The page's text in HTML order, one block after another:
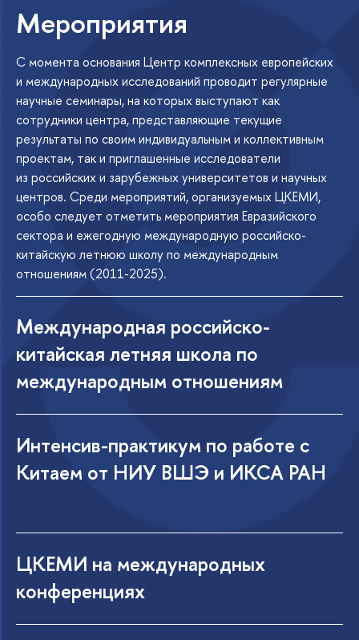
Мероприятия
С момента основания Центр комплексных европейских
и международных исследований проводит регулярные
научные семинары, на которых выступают как
сотрудники центра, представляющие текущие
результаты по своим индивидуальным и коллективным
проектам, так и приглашенные исследователи
из российских и зарубежных университетов и научных
центров. Среди мероприятий, организуемых ЦКЕМИ,
особо следует отметить мероприятия Евразийского
сектора и ежегодную международную российско-
китайскую летнюю школу по международным
отношениям (2011-2025).
Международная российско-
китайская летняя школа по
международным отношениям
Интенсив-практикум по работе с
Китаем от НИУ ВШЭ и ИКСА РАН
ЦКЕМИ на международных
конференциях